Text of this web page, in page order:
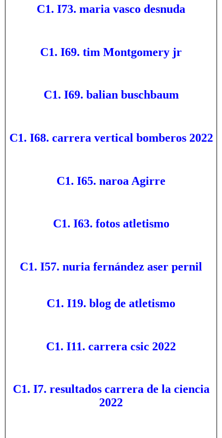
C1. I73. maria vasco desnuda
C1. I69. tim Montgomery jr
C1. I69. balian buschbaum
C1. I68. carrera vertical bomberos 2022
C1. I65. naroa Agirre
C1. I63. fotos atletismo
C1. I57. nuria fernández aser pernil
C1. I19. blog de atletismo
C1. I11. carrera csic 2022
C1. I7. resultados carrera de la ciencia
2022